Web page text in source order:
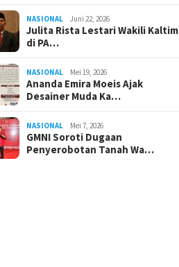
NASIONAL Juni 22, 2026
Julita Rista Lestari Wakili Kaltim
di PA…
NASIONAL Mei 19, 2026
Ananda Emira Moeis Ajak
Desainer Muda Ka…
NASIONAL Mei 7, 2026
GMNI Soroti Dugaan
Penyerobotan Tanah Wa…